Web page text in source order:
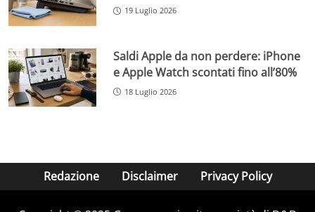
19 Luglio 2026
Saldi Apple da non perdere: iPhone
e Apple Watch scontati fino all’80%
18 Luglio 2026
Redazione Disclaimer Privacy Policy